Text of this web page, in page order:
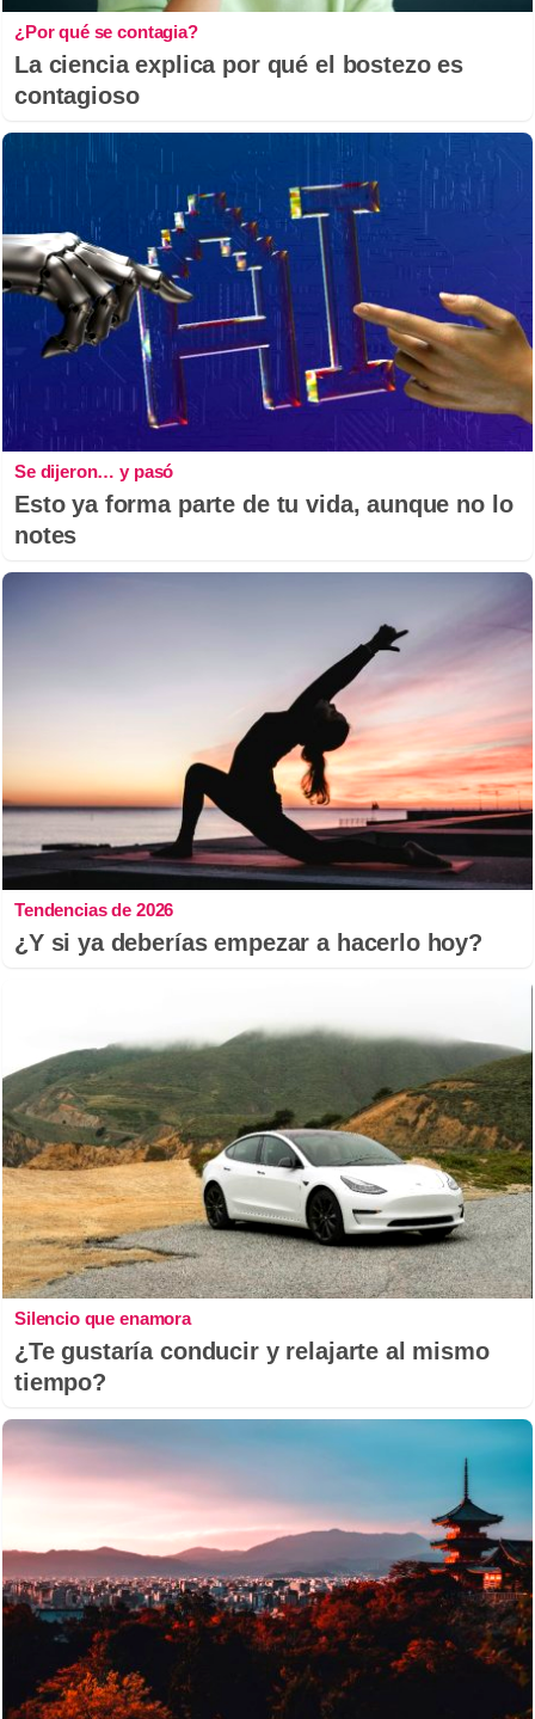
¿Por qué se contagia?
La ciencia explica por qué el bostezo es
contagioso
Se dijeron… y pasó
Esto ya forma parte de tu vida, aunque no lo
notes
Tendencias de 2026
¿Y si ya deberías empezar a hacerlo hoy?
Silencio que enamora
¿Te gustaría conducir y relajarte al mismo
tiempo?